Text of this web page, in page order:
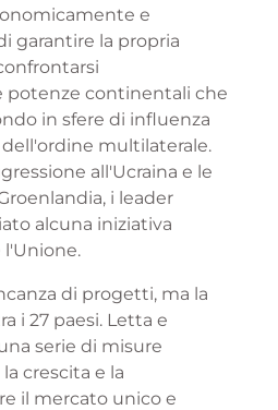
e
garantire la propria
potenze continentali che
in sfere di influenza
multilaterale.
all'Ucraina e le
i leader
alcuna iniziativa
l'Unione.
di progetti, ma la
i 27 paesi. Letta e
serie di misure
crescita e la
il mercato unico e